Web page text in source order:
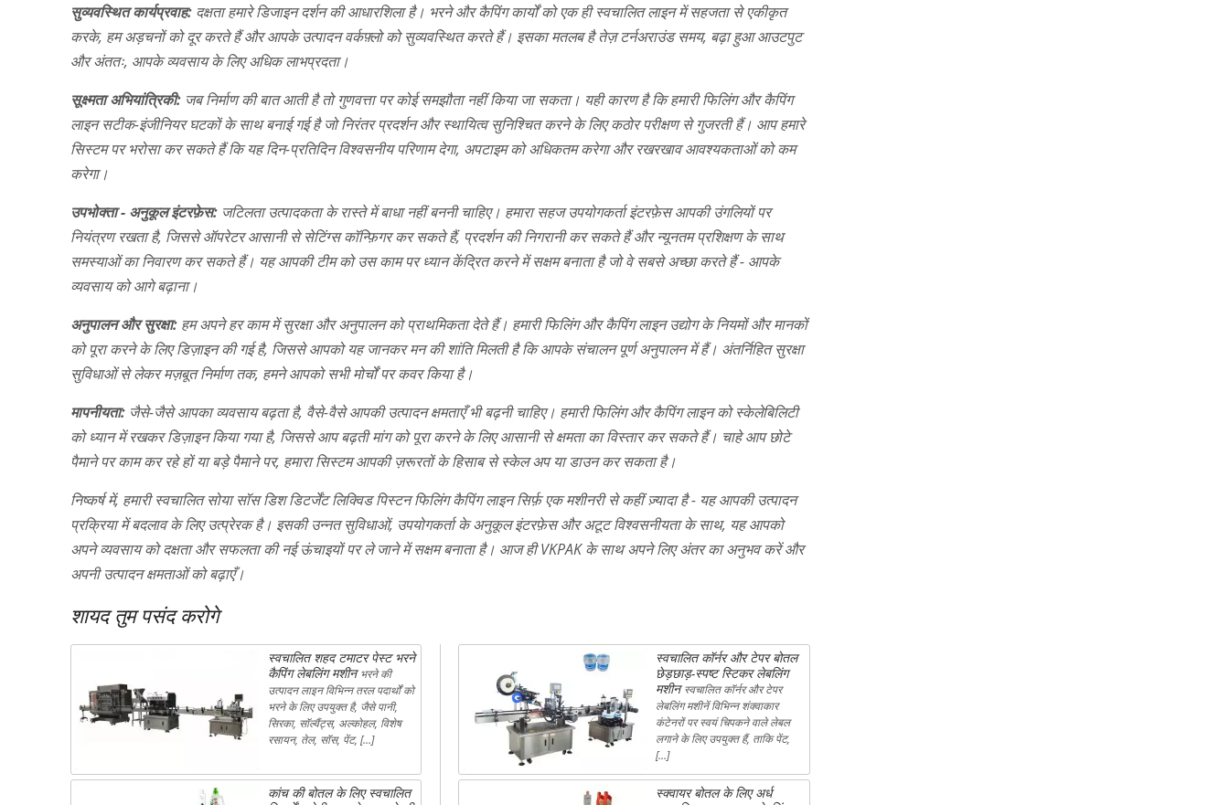
सुव्यवस्थित कार्यप्रवाह: दक्षता हमारे डिजाइन दर्शन की आधारशिला है। भरने और कैपिंग कार्यों को एक ही स्वचालित लाइन में सहजता से एकीकृत
करके, हम अड़चनों को दूर करते हैं और आपके उत्पादन वर्कफ़्लो को सुव्यवस्थित करते हैं। इसका मतलब है तेज़ टर्नअराउंड समय, बढ़ा हुआ आउटपुट
और अंततः, आपके व्यवसाय के लिए अधिक लाभप्रदता।
सूक्ष्मता अभियांत्रिकी: जब निर्माण की बात आती है तो गुणवत्ता पर कोई समझौता नहीं किया जा सकता। यही कारण है कि हमारी फिलिंग और कैपिंग
लाइन सटीक-इंजीनियर घटकों के साथ बनाई गई है जो निरंतर प्रदर्शन और स्थायित्व सुनिश्चित करने के लिए कठोर परीक्षण से गुजरती हैं। आप हमारे
सिस्टम पर भरोसा कर सकते हैं कि यह दिन-प्रतिदिन विश्वसनीय परिणाम देगा, अपटाइम को अधिकतम करेगा और रखरखाव आवश्यकताओं को कम
करेगा।
उपभोक्ता - अनुकूल इंटरफ़ेस: जटिलता उत्पादकता के रास्ते में बाधा नहीं बननी चाहिए। हमारा सहज उपयोगकर्ता इंटरफ़ेस आपकी उंगलियों पर
नियंत्रण रखता है, जिससे ऑपरेटर आसानी से सेटिंग्स कॉन्फ़िगर कर सकते हैं, प्रदर्शन की निगरानी कर सकते हैं और न्यूनतम प्रशिक्षण के साथ
समस्याओं का निवारण कर सकते हैं। यह आपकी टीम को उस काम पर ध्यान केंद्रित करने में सक्षम बनाता है जो वे सबसे अच्छा करते हैं - आपके
व्यवसाय को आगे बढ़ाना।
अनुपालन और सुरक्षा: हम अपने हर काम में सुरक्षा और अनुपालन को प्राथमिकता देते हैं। हमारी फिलिंग और कैपिंग लाइन उद्योग के नियमों और मानकों
को पूरा करने के लिए डिज़ाइन की गई है, जिससे आपको यह जानकर मन की शांति मिलती है कि आपके संचालन पूर्ण अनुपालन में हैं। अंतर्निहित सुरक्षा
सुविधाओं से लेकर मज़बूत निर्माण तक, हमने आपको सभी मोर्चों पर कवर किया है।
मापनीयता: जैसे-जैसे आपका व्यवसाय बढ़ता है, वैसे-वैसे आपकी उत्पादन क्षमताएँ भी बढ़नी चाहिए। हमारी फिलिंग और कैपिंग लाइन को स्केलेबिलिटी
को ध्यान में रखकर डिज़ाइन किया गया है, जिससे आप बढ़ती मांग को पूरा करने के लिए आसानी से क्षमता का विस्तार कर सकते हैं। चाहे आप छोटे
पैमाने पर काम कर रहे हों या बड़े पैमाने पर, हमारा सिस्टम आपकी ज़रूरतों के हिसाब से स्केल अप या डाउन कर सकता है।
निष्कर्ष में, हमारी स्वचालित सोया सॉस डिश डिटर्जेंट लिक्विड पिस्टन फिलिंग कैपिंग लाइन सिर्फ़ एक मशीनरी से कहीं ज़्यादा है - यह आपकी उत्पादन
प्रक्रिया में बदलाव के लिए उत्प्रेरक है। इसकी उन्नत सुविधाओं, उपयोगकर्ता के अनुकूल इंटरफ़ेस और अटूट विश्वसनीयता के साथ, यह आपको
अपने व्यवसाय को दक्षता और सफलता की नई ऊंचाइयों पर ले जाने में सक्षम बनाता है। आज ही VKPAK के साथ अपने लिए अंतर का अनुभव करें और
अपनी उत्पादन क्षमताओं को बढ़ाएँ।
शायद तुम पसंद करोगे
स्वचालित शहद टमाटर पेस्ट भरने
कैपिंग लेबलिंग मशीन भरने की
उत्पादन लाइन विभिन्न तरल पदार्थों को
भरने के लिए उपयुक्त है, जैसे पानी,
सिरका, सॉल्वैंट्स, अल्कोहल, विशेष
रसायन, तेल, सॉस, पेंट, […]
कांच की बोतल के लिए स्वचालित
स्वचालित कॉर्नर और टेपर बोतल
छेड़छाड़-स्पष्ट स्टिकर लेबलिंग
मशीन स्वचालित कॉर्नर और टेपर
लेबलिंग मशीनें विभिन्न शंक्वाकार
कंटेनरों पर स्वयं चिपकने वाले लेबल
लगाने के लिए उपयुक्त हैं, ताकि पेंट,
[…]
स्क्वायर बोतल के लिए अर्ध